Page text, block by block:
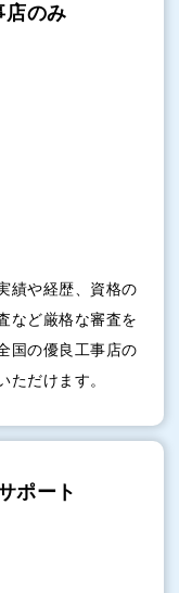
店のみ
績や経歴、資格の
など厳格な審査を
国の優良工事店の
ただけます。
ポート